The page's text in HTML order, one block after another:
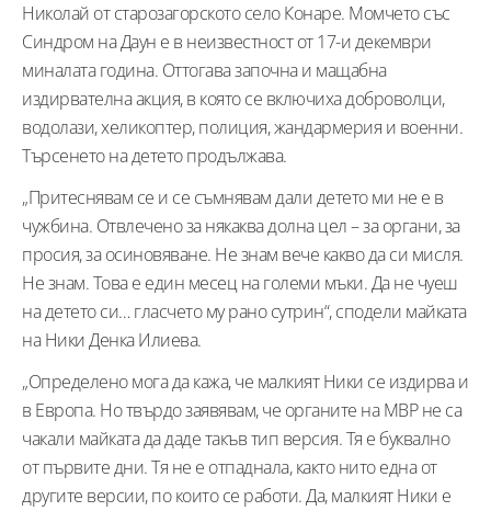
Николай от старозагорското село Конаре. Момчето със
Синдром на Даун е в неизвестност от 17-и декември
миналата година. Оттогава започна и мащабна
издирвателна акция, в която се включиха доброволци,
водолази, хеликоптер, полиция, жандармерия и военни.
Търсенето на детето продължава.
„Притеснявам се и се съмнявам дали детето ми не е в
чужбина. Отвлечено за някаква долна цел – за органи, за
просия, за осиновяване. Не знам вече какво да си мисля.
Не знам. Това е един месец на големи мъки. Да не чуеш
на детето си… гласчето му рано сутрин“, сподели майката
на Ники Денка Илиева.
„Определено мога да кажа, че малкият Ники се издирва и
в Европа. Но твърдо заявявам, че органите на МВР не са
чакали майката да даде такъв тип версия. Тя е буквално
от първите дни. Тя не е отпаднала, както нито една от
другите версии, по които се работи. Да, малкият Ники е